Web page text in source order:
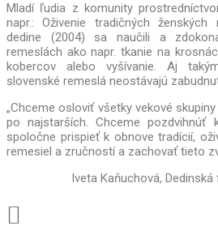
Mladí ľudia z komunity
napr.: Oživenie tradičných
dedine (2004) sa naučili a
remeslách ako napr. tkanie na
kobercov alebo vyšívanie. Aj
slovenské remeslá neostávajú
„Chceme osloviť všetky vekové
po najstarších. Chceme
spoločne prispieť k obnove tradícií,
remesiel a zručností a zachovať tieto
Iveta Kaňuchová,